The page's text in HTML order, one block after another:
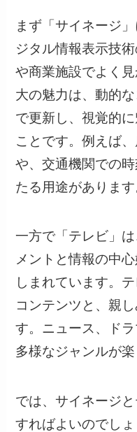
まず「サイネージ
ジタル情報表示技
や商業施設でよく
大の魅力は、動的
で更新し、視覚的
ことです。例えば
や、交通機関での
たる用途があります
一方で「テレビ」
メントと情報の中
しまれています。
コンテンツと、親
す。ニュース、ド
多様なジャンルが
では、サイネージ
すればよいのでし